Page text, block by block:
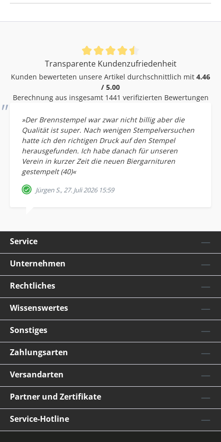
senden Sie uns eine brauchbare Vektordatei im Format
bedürfen der Nacharbeit und werden nach Aufwand
25 mm Ø 30 mm Ø 35 mm Ø 45 mm Ø 48 mm Ovale
Siegel 28 x 35 mm 33 x 44 mm Viereckige Siegel 25 x 25
mm 30 x 15 mm 30 x 20 mm Produktmerkmale
Siegelplatte massiv Messing Siegelgriff aus Buchenholz
gedrechselt und mahagonifarben lackiert Klein ca. Ø
33 x 70 mm Groß ca. Ø 43 x 95 mm Die Größe wählen
wir passend zur bestellten Siegelplatte Wunschmotiv
Durchschnittliche Bewertung von 4.46 von 5 Sternen
Transparente Kundenzufriedenheit
Kunden bewerteten unsere Artikel durchschnittlich mit 4.46
/ 5.00
Berechnung aus insgesamt 1441 verifizierten Bewertungen
»Der Brennstempel war zwar nicht billig aber die
Qualität ist super. Nach wenigen Stempelversuchen
hatte ich den richtigen Druck auf den Stempel
herausgefunden. Ich habe danach für unseren
Verein in kurzer Zeit die neuen Biergarnituren
gestempelt (40)«
Jürgen S., 27. Juli 2026 15:59
Service
Unternehmen
Rechtliches
Wissenswertes
Sonstiges
Zahlungsarten
Versandarten
Partner und Zertifikate
Service-Hotline